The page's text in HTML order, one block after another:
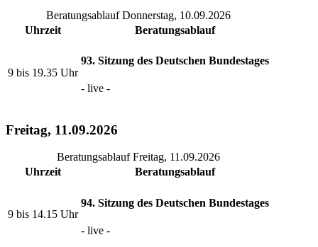
Beratungsablauf Donnerstag, 10.09.2026
Uhrzeit
Beratungsablauf
9 bis 19.35 Uhr
93. Sitzung des Deutschen Bundestages
- live -
Freitag, 11.09.2026
Beratungsablauf Freitag, 11.09.2026
Uhrzeit
Beratungsablauf
9 bis 14.15 Uhr
94. Sitzung des Deutschen Bundestages
- live -